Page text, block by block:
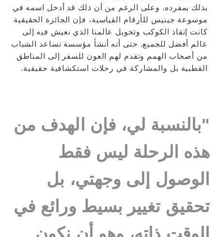
بذلك بمفرده. وعلى الرغم من أن ذلك قد أدخل اسمه في
موسوعة جينيس للأرقام القياسية، فإن الجائزة الحقيقية
كانت إنقاذ الكوكب وتحويل عالمنا الذي نعيش فيه إلى
عالم أفضل للجميع. حتى أنه أنشأ مؤسسة تساعد الشباب
من أصحاب الهمم وتقدم لهم العون للسفر إلى المناطق
القطبية بل والمشاركة في رحلات استكشافية حقيقية.
"بالنسبة لي، فإن الهدف من
هذه الرحلة ليس فقط
الوصول إلى وجهتي، بل
تحقيق تغيير بسيط ورائع في